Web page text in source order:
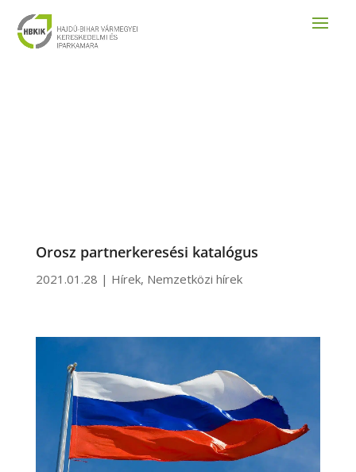
Orosz partnerkeresési katalógus
2021.01.28 | Hírek, Nemzetközi hírek